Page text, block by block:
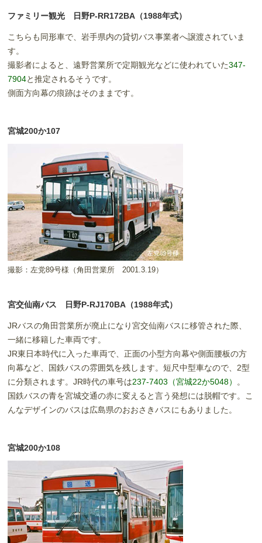
ファミリー観光 日野P-RR172BA（1988年式）
こちらも同形車で、岩手県内の貸切バス事業者へ譲渡されていま
す。
撮影者によると、遠野営業所で定期観光などに使われていた347-
7904と推定されるそうです。
側面方向幕の痕跡はそのままです。
宮城200か107
撮影：左党89号様（角田営業所 2001.3.19）
宮交仙南バス 日野P-RJ170BA（1988年式）
JRバスの角田営業所が廃止になり宮交仙南バスに移管された際、
一緒に移籍した車両です。
JR東日本時代に入った車両で、正面の小型方向幕や側面腰板の方
向幕など、国鉄バスの雰囲気を残します。短尺中型車なので、2型
に分類されます。JR時代の車号は237-7403（宮城22か5048）
。
国鉄バスの青を宮城交通の赤に変えると言う発想には脱帽です。こ
んなデザインのバスは広島県のおおさきバスにもありました。
宮城200か108